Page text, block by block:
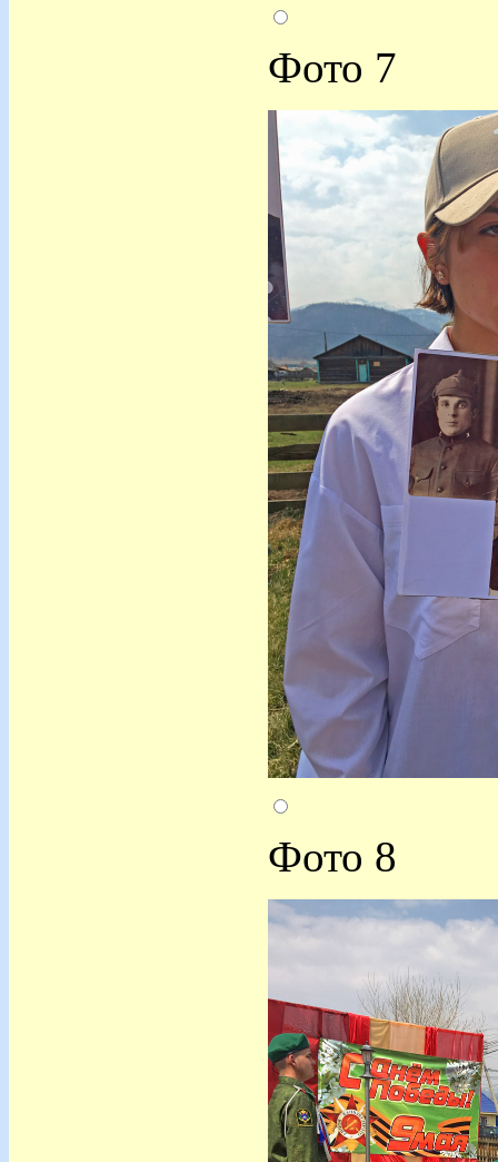
Фото 7
Фото 8